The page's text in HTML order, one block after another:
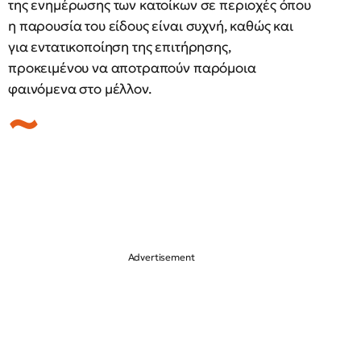
της ενημέρωσης των κατοίκων σε περιοχές όπου
η παρουσία του είδους είναι συχνή, καθώς και
για εντατικοποίηση της επιτήρησης,
προκειμένου να αποτραπούν παρόμοια
φαινόμενα στο μέλλον.